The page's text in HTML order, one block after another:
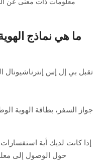
ما هي نماذج
تقبل بي إل إس إنترناشيونال
إذا كانت لديك أية
حول الوصول إلى